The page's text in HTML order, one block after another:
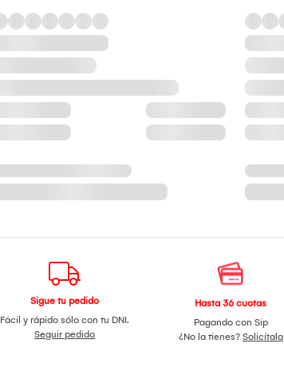
Sigue tu pedido
Fácil y rápido sólo con tu DNI.
Seguir pedido
Hasta 36 cuotas
Pagando con Sip
¿No la tienes? Solicítala